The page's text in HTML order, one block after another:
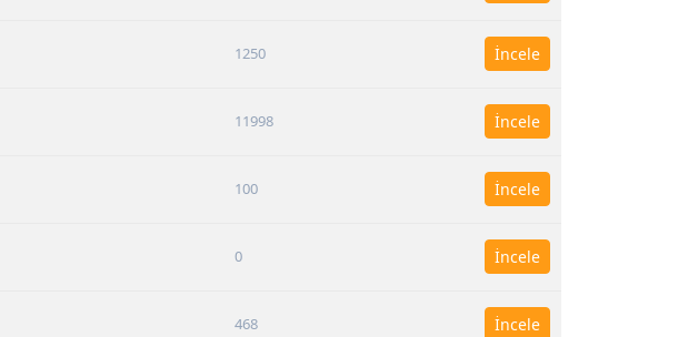
1250 İncele
11998 İncele
100 İncele
0 İncele
468 İncele